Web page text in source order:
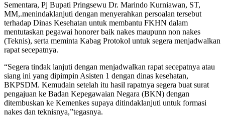
Sementara, Pj Bupati Pringsewu Dr. Marindo Kurniawan, ST,
MM,.menindaklanjuti dengan menyerahkan persoalan tersebut
terhadap Dinas Kesehatan untuk membantu FKHN dalam
mentutaskan pegawai honorer baik nakes maupunn non nakes
(Teknis), serta meminta Kabag Protokol untuk segera menjadwalkan
rapat secepatnya.
“Segera tindak lanjuti dengan menjadwalkan rapat secepatnya atau
siang ini yang dipimpin Asisten 1 dengan dinas kesehatan,
BKPSDM. Kemudain setelah itu hasil rapatnya segera buat surat
pengajuan ke Badan Kepegawaian Negara (BKN) dengan
ditembuskan ke Kemenkes supaya ditindaklanjuti untuk formasi
nakes dan teknisnya,”tegasnya.